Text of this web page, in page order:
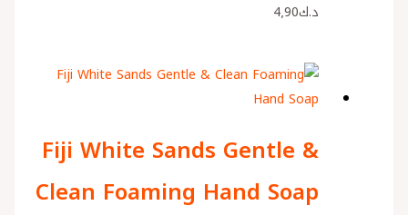
د.ك4٫90
Fiji White Sands Gentle &
Clean Foaming Hand Soap